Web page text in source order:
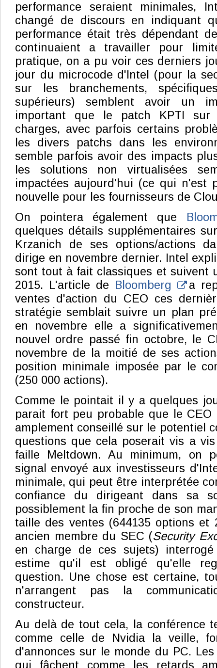
performance seraient minimales,
changé de discours en indiquant
performance était très dépendant
continuaient a travailler pour
pratique, on a pu voir ces derniers
jour du microcode d'Intel (pour la
sur les branchements,
supérieurs) semblent avoir un
important que le patch KPTI sur
charges, avec parfois certains
les divers patchs dans les
semble parfois avoir des impacts
les solutions non virtualisées
impactées aujourd'hui (ce qui n'est
nouvelle pour les fournisseurs de
On pointera également que
quelques détails supplémentaires
Krzanich de ses options/actions
dirige en novembre dernier. Intel
sont tout à fait classiques et suivent
2015. L'article de Bloomberg
a
ventes d'action du CEO ces
stratégie semblait suivre un plan
en novembre elle a
nouvel ordre passé fin octobre, le
novembre de la moitié de ses
position minimale imposée par le
(250 000 actions).
Comme le pointait il y a quelques
parait fort peu probable que le
amplement conseillé sur le potentiel
questions que cela poserait vis a
faille Meltdown. Au minimum, on
signal envoyé aux investisseurs
minimale, qui peut être interprétée
confiance du dirigeant dans sa
possiblement la fin proche de son
taille des ventes (644135 options et
ancien membre du SEC (Security
en charge de ces sujets)
estime qu'il est obligé qu'elle
question. Une chose est certaine,
n'arrangent pas la
constructeur.
Au delà de tout cela, la conférence
comme celle de Nvidia la veille,
d'annonces sur le monde du PC.
qui fâchent comme les retards